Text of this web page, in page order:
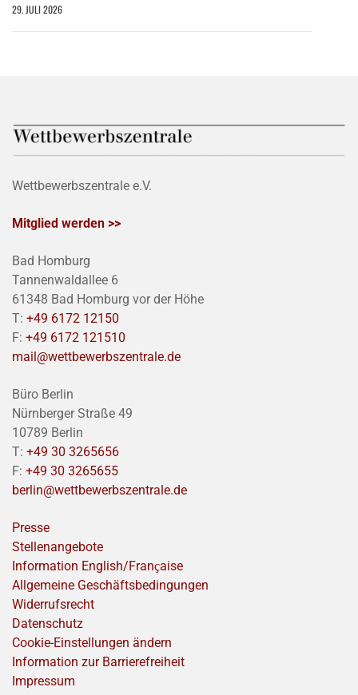
29. JULI 2026
Wettbewerbszentrale e.V.
Mitglied werden >>
Bad Homburg
Tannenwaldallee 6
61348 Bad Homburg vor der Höhe
T: +49 6172 12150
F: +49 6172 121510
mail@wettbewerbszentrale.de
Büro Berlin
Nürnberger Straße 49
10789 Berlin
T: +49 30 3265656
F: +49 30 3265655
berlin@wettbewerbszentrale.de
Presse
Stellenangebote
Information English/Franҫaise
Allgemeine Geschäftsbedingungen
Widerrufsrecht
Datenschutz
Cookie-Einstellungen ändern
Information zur Barrierefreiheit
Impressum